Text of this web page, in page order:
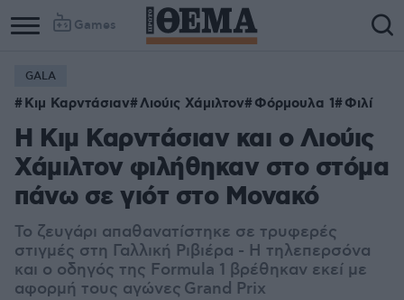
Games
GALA
Κιμ Καρντάσιαν Λιούις Χάμιλτον Φόρμουλα 1 Φιλί
Η Κιμ Καρντάσιαν και ο Λιούις
Χάμιλτον φιλήθηκαν στο στόμα
πάνω σε γιότ στο Μονακό
Το ζευγάρι απαθανατίστηκε σε τρυφερές
στιγμές στη Γαλλική Ριβιέρα - Η τηλεπερσόνα
και ο οδηγός της Formula 1 βρέθηκαν εκεί με
αφορμή τους αγώνες Grand Prix